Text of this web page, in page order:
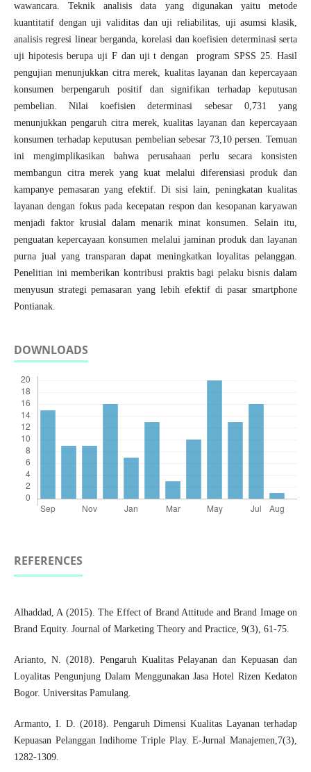
wawancara. Teknik analisis data yang digunakan yaitu metode
kuantitatif dengan uji validitas dan uji reliabilitas, uji asumsi klasik,
analisis regresi linear berganda, korelasi dan koefisien determinasi serta
uji hipotesis berupa uji F dan uji t dengan program SPSS 25. Hasil
pengujian menunjukkan citra merek, kualitas layanan dan kepercayaan
konsumen berpengaruh positif dan signifikan terhadap keputusan
pembelian. Nilai koefisien determinasi sebesar 0,731 yang
menunjukkan pengaruh citra merek, kualitas layanan dan kepercayaan
konsumen terhadap keputusan pembelian sebesar 73,10 persen. Temuan
ini mengimplikasikan bahwa perusahaan perlu secara konsisten
membangun citra merek yang kuat melalui diferensiasi produk dan
kampanye pemasaran yang efektif. Di sisi lain, peningkatan kualitas
layanan dengan fokus pada kecepatan respon dan kesopanan karyawan
menjadi faktor krusial dalam menarik minat konsumen. Selain itu,
penguatan kepercayaan konsumen melalui jaminan produk dan layanan
purna jual yang transparan dapat meningkatkan loyalitas pelanggan.
Penelitian ini memberikan kontribusi praktis bagi pelaku bisnis dalam
menyusun strategi pemasaran yang lebih efektif di pasar smartphone
Pontianak.
DOWNLOADS
REFERENCES
Alhaddad, A (2015). The Effect of Brand Attitude and Brand Image on
Brand Equity. Journal of Marketing Theory and Practice, 9(3), 61-75.
Arianto, N. (2018). Pengaruh Kualitas Pelayanan dan Kepuasan dan
Loyalitas Pengunjung Dalam Menggunakan Jasa Hotel Rizen Kedaton
Bogor. Universitas Pamulang.
Armanto, I. D. (2018). Pengaruh Dimensi Kualitas Layanan terhadap
Kepuasan Pelanggan Indihome Triple Play. E-Jurnal Manajemen,7(3),
1282-1309.